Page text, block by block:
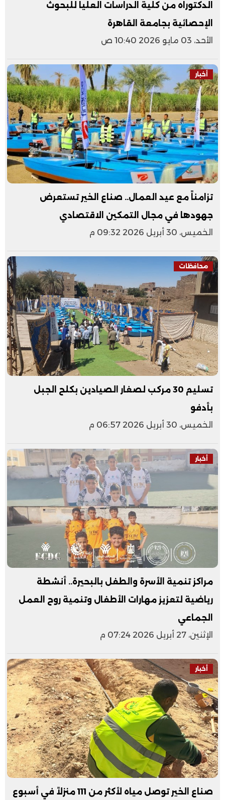
الدكتوراه من كلية الدراسات العليا للبحوث
الإحصائية بجامعة القاهرة
الأحد، 03 مايو 2026 10:40 ص
أخبار
تزامناً مع عيد العمال.. صناع الخير تستعرض
جهودها في مجال التمكين الاقتصادي
الخميس، 30 أبريل 2026 09:32 م
محافظات
تسليم 30 مركب لصغار الصيادين بكلح الجبل
بأدفو
الخميس، 30 أبريل 2026 06:57 م
أخبار
مراكز تنمية الأسرة والطفل بالبحيرة.. أنشطة
رياضية لتعزيز مهارات الأطفال وتنمية روح العمل
الجماعي
الإثنين، 27 أبريل 2026 07:24 م
أخبار
صناع الخير توصل مياه لأكثر من 111 منزلاً في أسبوع